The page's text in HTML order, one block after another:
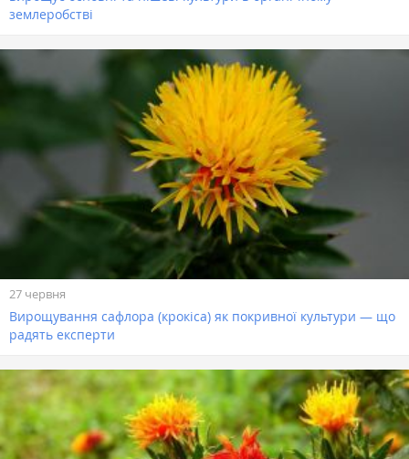
землеробстві
27 червня
Вирощування сафлора (крокіса) як покривної культури — що
радять експерти